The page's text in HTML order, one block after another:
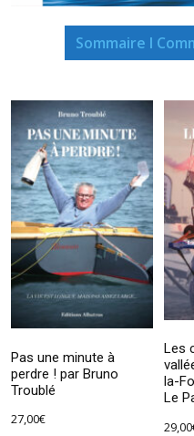
Sommaire I
Pas une minute à
perdre ! par Bruno
Troublé
27,00€
Les
la-
Le
29,00